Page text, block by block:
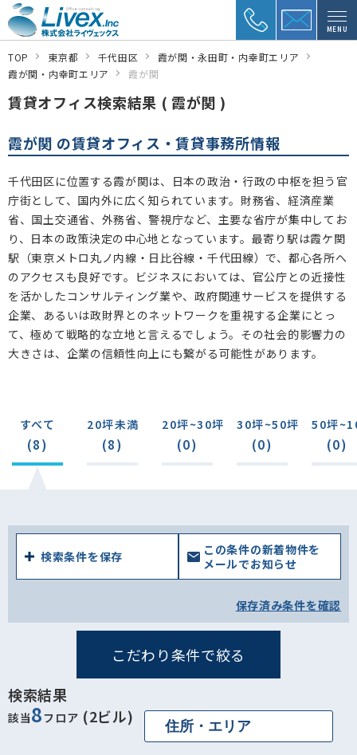
MENU
TOP 東京都 千代田区
霞が関・永田町・内幸町エリア
霞が関・内幸町エリア
霞が関
賃貸オフィス検索結果 ( 霞が関 )
霞が関 の賃貸オフィス・賃貸事務所情報
千代田区に位置する霞が関は、日本の政治・行政の中枢を担う官
庁街として、国内外に広く知られています。財務省、経済産業
省、国土交通省、外務省、警視庁など、主要な省庁が集中してお
り、日本の政策決定の中心地となっています。最寄り駅は霞ケ関
駅（東京メトロ丸ノ内線・日比谷線・千代田線）で、都心各所へ
のアクセスも良好です。ビジネスにおいては、官公庁との近接性
を活かしたコンサルティング業や、政府関連サービスを提供する
企業、あるいは政財界とのネットワークを重視する企業にとっ
て、極めて戦略的な立地と言えるでしょう。その社会的影響力の
大きさは、企業の信頼性向上にも繋がる可能性があります。
すべて
(8)
20坪未満
(8)
20坪~30坪
(0)
30坪~50坪
(0)
50坪
(0)
検索条件を保存
この条件の新着物件を
メールでお知らせ
保存済み条件を確認
こだわり条件で絞る
検索結果
該当8 フロア (2ビル)